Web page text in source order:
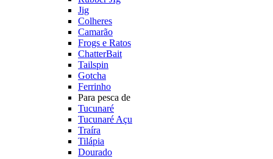
Jig
Colheres
Camarão
Frogs e Ratos
ChatterBait
Tailspin
Gotcha
Ferrinho
Para pesca de
Tucunaré
Tucunaré Açu
Traíra
Tilápia
Dourado